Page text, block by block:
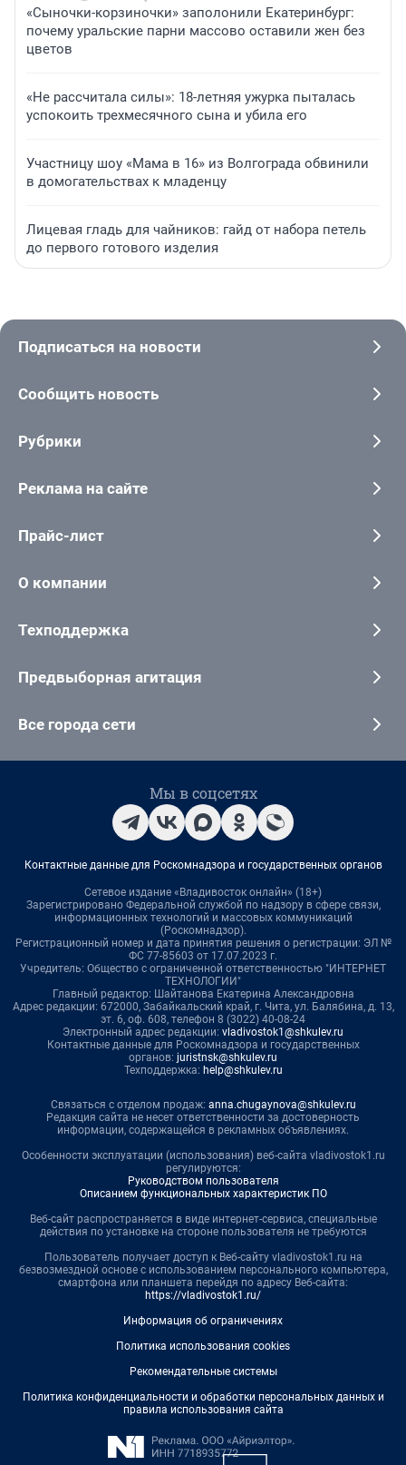
«Сыночки-корзиночки» заполонили Екатеринбург:
почему уральские парни массово оставили жен без
цветов
«Не рассчитала силы»: 18-летняя ужурка пыталась
успокоить трехмесячного сына и убила его
Участницу шоу «Мама в 16» из Волгограда обвинили
в домогательствах к младенцу
Лицевая гладь для чайников: гайд от набора петель
до первого готового изделия
Подписаться на новости
Сообщить новость
Рубрики
Реклама на сайте
Прайс-лист
О компании
Техподдержка
Предвыборная агитация
Все города сети
Мы в соцсетях
Контактные данные для Роскомнадзора и государственных органов
Сетевое издание «Владивосток онлайн» (18+)
Зарегистрировано Федеральной службой по надзору в сфере связи,
информационных технологий и массовых коммуникаций
(Роскомнадзор).
Регистрационный номер и дата принятия решения о регистрации: ЭЛ №
ФС 77-85603 от 17.07.2023 г.
Учредитель: Общество с ограниченной ответственностью "ИНТЕРНЕТ
ТЕХНОЛОГИИ"
Главный редактор: Шайтанова Екатерина Александровна
Адрес редакции: 672000, Забайкальский край, г. Чита, ул. Балябина, д. 13,
эт. 6, оф. 608, телефон 8 (3022) 40-08-24
Электронный адрес редакции: vladivostok1@shkulev.ru
Контактные данные для Роскомнадзора и государственных
органов: juristnsk@shkulev.ru
Техподдержка: help@shkulev.ru
Связаться с отделом продаж: anna.chugaynova@shkulev.ru
Редакция сайта не несет ответственности за достоверность
информации, содержащейся в рекламных объявлениях.
Особенности эксплуатации (использования) веб-сайта vladivostok1.ru
регулируются:
Руководством пользователя
Описанием функциональных характеристик ПО
Веб-сайт распространяется в виде интернет-сервиса, специальные
действия по установке на стороне пользователя не требуются
Пользователь получает доступ к Веб-сайту vladivostok1.ru на
безвозмездной основе с использованием персонального компьютера,
смартфона или планшета перейдя по адресу Веб-сайта:
https://vladivostok1.ru/
Информация об ограничениях
Политика использования cookies
Рекомендательные системы
Политика конфиденциальности и обработки персональных данных и
правила использования сайта